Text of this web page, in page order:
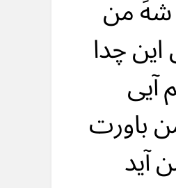
من
این چدا
آیی
باورت
آید